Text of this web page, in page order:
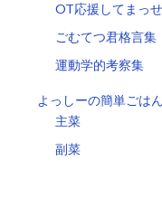
OT応援してまっせ
ごむてつ君格言集
運動学的考察集
よっしーの簡単ごはん
主菜
副菜